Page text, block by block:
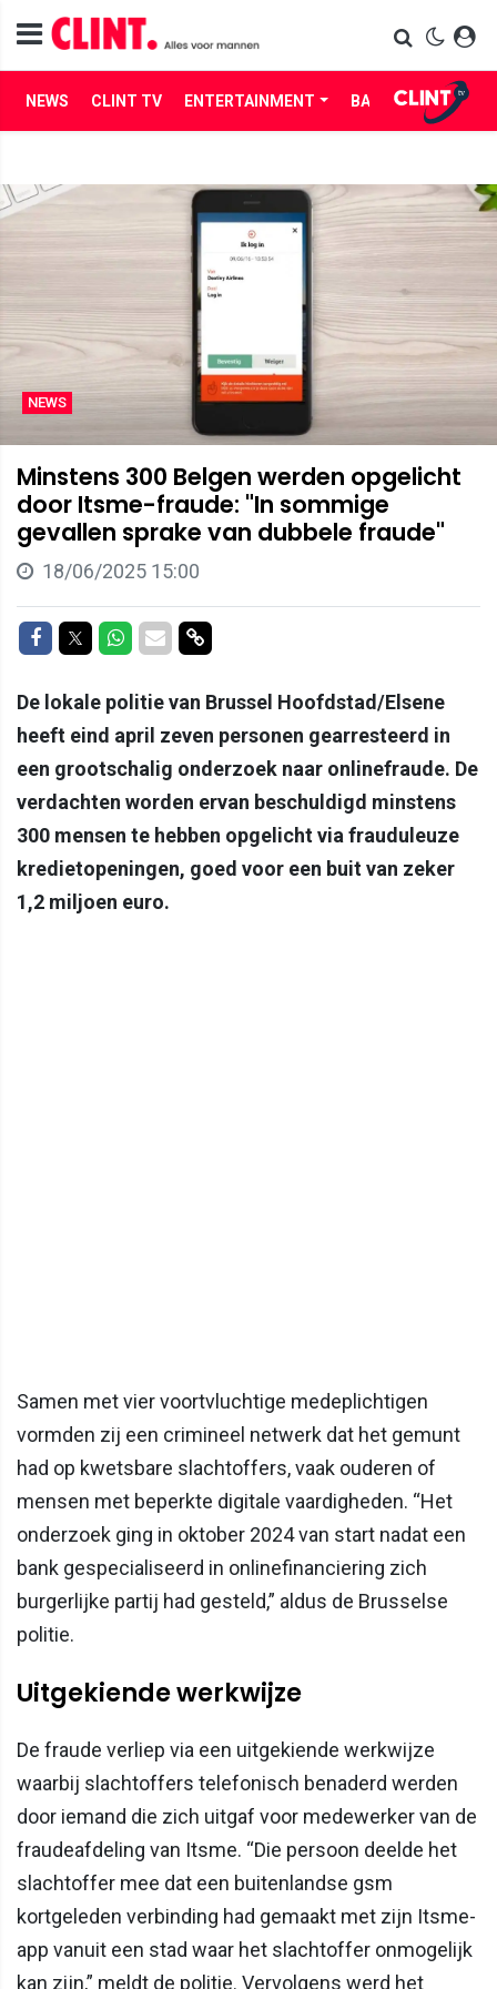
NEWS CLINT TV ENTERTAINMENT BABES LIFE
NEWS
Minstens 300 Belgen werden opgelicht
door Itsme-fraude: "In sommige
gevallen sprake van dubbele fraude"
18/06/2025 15:00
Delen op Facebook
Delen op Twitter
Delen op Whatsapp
Delen via Mail
Delen via link
De lokale politie van Brussel Hoofdstad/Elsene
heeft eind april zeven personen gearresteerd in
een grootschalig onderzoek naar onlinefraude. De
verdachten worden ervan beschuldigd minstens
300 mensen te hebben opgelicht via frauduleuze
kredietopeningen, goed voor een buit van zeker
1,2 miljoen euro.
Samen met vier voortvluchtige medeplichtigen
vormden zij een crimineel netwerk dat het gemunt
had op kwetsbare slachtoffers, vaak ouderen of
mensen met beperkte digitale vaardigheden. “Het
onderzoek ging in oktober 2024 van start nadat een
bank gespecialiseerd in onlinefinanciering zich
burgerlijke partij had gesteld,” aldus de Brusselse
politie.
Uitgekiende werkwijze
De fraude verliep via een uitgekiende werkwijze
waarbij slachtoffers telefonisch benaderd werden
door iemand die zich uitgaf voor medewerker van de
fraudeafdeling van Itsme. “Die persoon deelde het
slachtoffer mee dat een buitenlandse gsm
kortgeleden verbinding had gemaakt met zijn Itsme-
app vanuit een stad waar het slachtoffer onmogelijk
kan zijn,” meldt de politie. Vervolgens werd het